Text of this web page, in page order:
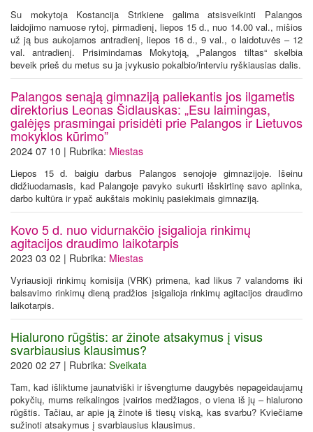
Su mokytoja Kostancija Strikiene galima atsisveikinti Palangos
laidojimo namuose rytoj, pirmadienį, liepos 15 d., nuo 14.00 val., mišios
už ją bus aukojamos antradienį, liepos 16 d., 9 val., o laidotuvės – 12
val. antradienį. Prisimindamas Mokytoją, „Palangos tiltas“ skelbia
beveik prieš du metus su ja įvykusio pokalbio/interviu ryškiausias dalis.
Palangos senąją gimnaziją paliekantis jos ilgametis
direktorius Leonas Šidlauskas: „Esu laimingas,
galėjęs prasmingai prisidėti prie Palangos ir Lietuvos
mokyklos kūrimo”
2024 07 10 | Rubrika: Miestas
Liepos 15 d. baigiu darbus Palangos senojoje gimnazijoje. Išeinu
didžiuodamasis, kad Palangoje pavyko sukurti išskirtinę savo aplinka,
darbo kultūra ir ypač aukštais mokinių pasiekimais gimnaziją.
Kovo 5 d. nuo vidurnakčio įsigalioja rinkimų
agitacijos draudimo laikotarpis
2023 03 02 | Rubrika: Miestas
Vyriausioji rinkimų komisija (VRK) primena, kad likus 7 valandoms iki
balsavimo rinkimų dieną pradžios įsigalioja rinkimų agitacijos draudimo
laikotarpis.
Hialurono rūgštis: ar žinote atsakymus į visus
svarbiausius klausimus?
2020 02 27 | Rubrika: Sveikata
Tam, kad išliktume jaunatviški ir išvengtume daugybės nepageidaujamų
pokyčių, mums reikalingos įvairios medžiagos, o viena iš jų – hialurono
rūgštis. Tačiau, ar apie ją žinote iš tiesų viską, kas svarbu? Kviečiame
sužinoti atsakymus į svarbiausius klausimus.